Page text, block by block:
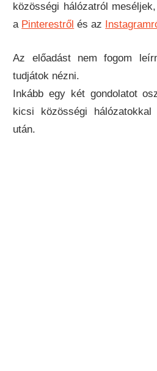
közösségi hálózatról
a Pinterestről és az
Az előadást nem fogom
tudjátok nézni.
Inkább egy két gondolatot
kicsi közösségi
után.